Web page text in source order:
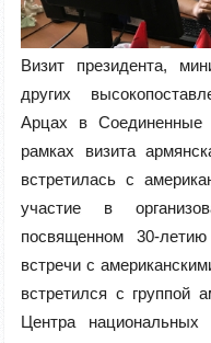
Визит президента,
других
Арцах в
рамках визита
встретилась с
участие в
посвященном 30-
встречи с
встретился с группой
Центра